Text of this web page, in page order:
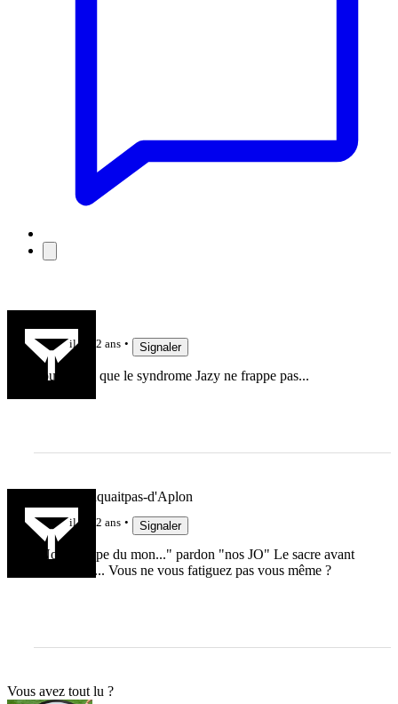
il y a 2 ans Signaler
Souhaitons que le syndrome Jazy ne frappe pas...
Gio-nemanquaitpas-d'Aplon
il y a 2 ans Signaler
"Notre coupe du mon..." pardon "nos JO" Le sacre avant
l'heure, etc... Vous ne vous fatiguez pas vous même ?
Vous avez tout lu ?